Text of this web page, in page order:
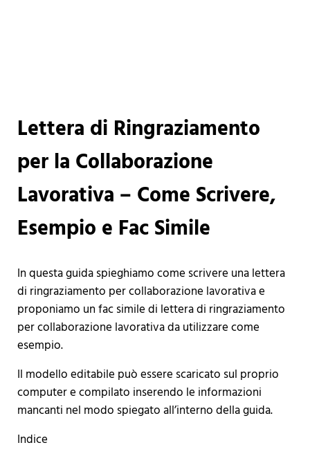
Lettera di Ringraziamento
per la Collaborazione
Lavorativa – Come Scrivere,
Esempio e Fac Simile
In questa guida spieghiamo come scrivere una lettera
di ringraziamento per collaborazione lavorativa e
proponiamo un fac simile di lettera di ringraziamento
per collaborazione lavorativa da utilizzare come
esempio.
Il modello editabile può essere scaricato sul proprio
computer e compilato inserendo le informazioni
mancanti nel modo spiegato all’interno della guida.
Indice